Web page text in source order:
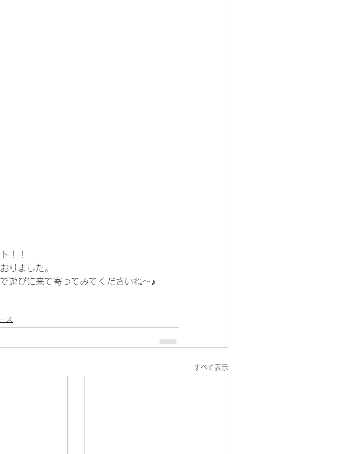
！！
りました。
遊びに来て寄ってみてくださいね～♪
ス
すべて表示